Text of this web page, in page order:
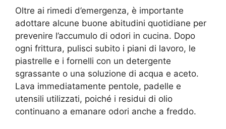
Oltre ai rimedi d’emergenza, è importante
adottare alcune buone abitudini quotidiane per
prevenire l’accumulo di odori in cucina. Dopo
ogni frittura, pulisci subito i piani di lavoro, le
piastrelle e i fornelli con un detergente
sgrassante o una soluzione di acqua e aceto.
Lava immediatamente pentole, padelle e
utensili utilizzati, poiché i residui di olio
continuano a emanare odori anche a freddo.